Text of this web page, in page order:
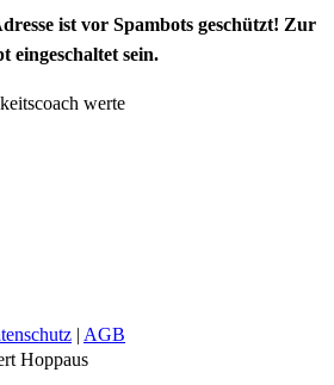
ist vor Spambots geschützt! Zur
eingeschaltet sein.
| AGB
Hoppaus